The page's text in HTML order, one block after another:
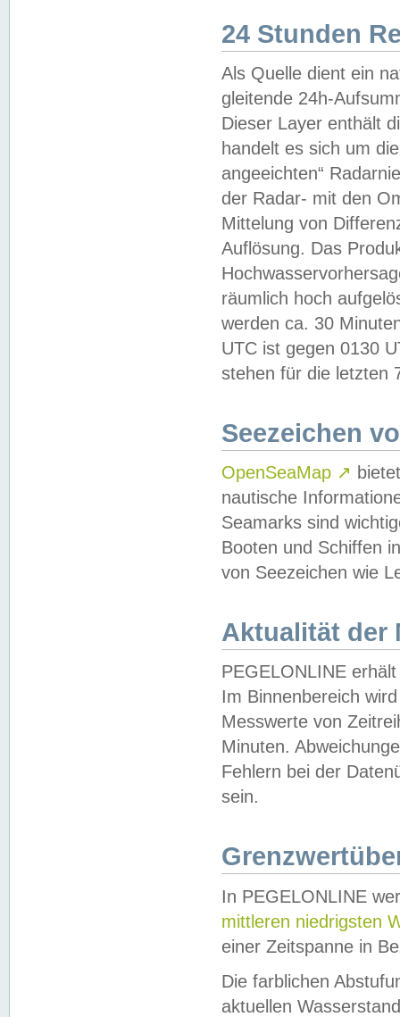
24 Stunden
Als Quelle dient ein
gleitende 24h-
Dieser Layer enthält
handelt es sich um
angeeichten“
der Radar- mit den
Mittelung von
Auflösung. Das
räumlich hoch
werden ca. 30
UTC ist gegen 0130
stehen für die letzten
Seezeichen
OpenSeaMap ↗
nautische
Seamarks sind
Booten und Schiffen
von Seezeichen wie
Aktualität der
PEGELONLINE
Im Binnenbereich
Messwerte von
Minuten.
Fehlern bei der
sein.
In PEGELONLINE
mittleren niedrigsten
einer Zeitspanne in
Die farblichen
aktuellen